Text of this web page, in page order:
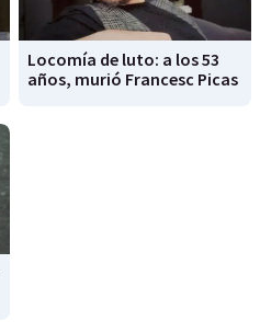
Locomía de luto: a los 53
años, murió Francesc Picas